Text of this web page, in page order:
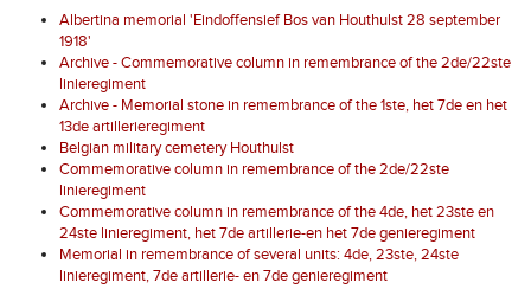
Albertina memorial 'Eindoffensief Bos van Houthulst 28 september
1918'
Archive - Commemorative column in remembrance of the 2de/22ste
linieregiment
Archive - Memorial stone in remembrance of the 1ste, het 7de en het
13de artillerieregiment
Belgian military cemetery Houthulst
Commemorative column in remembrance of the 2de/22ste
linieregiment
Commemorative column in remembrance of the 4de, het 23ste en
24ste linieregiment, het 7de artillerie-en het 7de genieregiment
Memorial in remembrance of several units: 4de, 23ste, 24ste
linieregiment, 7de artillerie- en 7de genieregiment